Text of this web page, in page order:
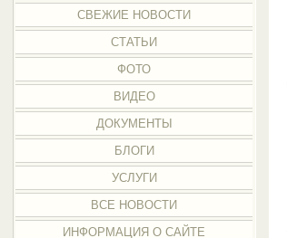
СВЕЖИЕ НОВОСТИ
СТАТЬИ
ФОТО
ВИДЕО
ДОКУМЕНТЫ
БЛОГИ
УСЛУГИ
ВСЕ НОВОСТИ
ИНФОРМАЦИЯ О САЙТЕ